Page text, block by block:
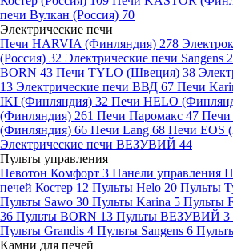
печи Вулкан (Россия) 70
Электрические печи
Печи HARVIA (Финляндия) 278
(Россия) 32 Электрические печи Sangens
BORN 43 Печи TYLO (Швеция) 38
13 Электрические печи ВВД 67 Печи
IKI (Финляндия) 32 Печи HELO
(Финляндия) 261 Печи Паромакс 47
(Финляндия) 66 Печи Lang 68 Печи EOS
Электрические печи ВЕЗУВИЙ 44
Пульты управления
Невотон Комфорт 3 Панели управления
печей Костер 12 Пульты Helo 20 Пульты
Пульты Sawo 30 Пульты Karina 5 Пульты
36 Пульты BORN 13 Пульты ВЕЗУВИЙ 3
Пульты Grandis 4 Пульты Sangens 6
Камни для печей